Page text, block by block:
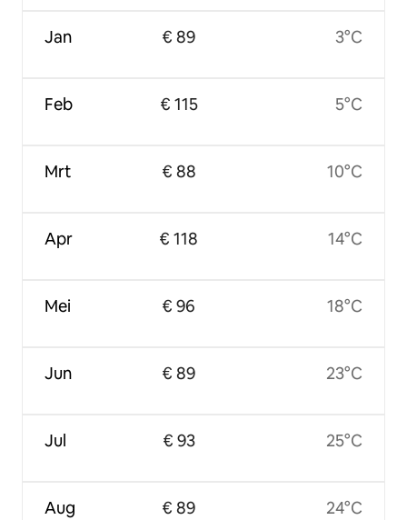
Jan
Feb
Mrt
Apr
Mei
Jun
Jul
Aug
€ 89
€ 115
€ 88
€ 118
€ 96
€ 89
€ 93
€ 89
3°C
5°C
10°C
14°C
18°C
23°C
25°C
24°C